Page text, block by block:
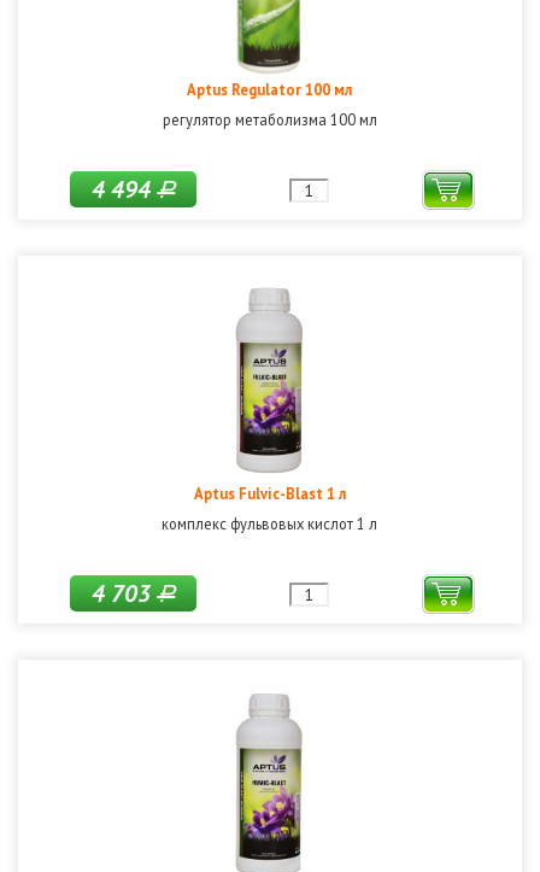
Aptus Regulator 100 мл
регулятор метаболизма 100 мл
4 494Р
Aptus Fulvic-Blast 1 л
комплекс фульвовых кислот 1 л
4 703Р